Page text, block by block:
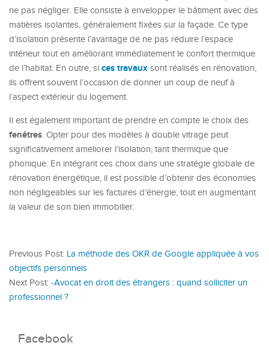
ne pas négliger. Elle consiste à envelopper le bâtiment avec des
matières isolantes, généralement fixées sur la façade. Ce type
d’isolation présente l’avantage de ne pas réduire l’espace
intérieur tout en améliorant immédiatement le confort thermique
de l’habitat. En outre, si ces travaux sont réalisés en rénovation,
ils offrent souvent l’occasion de donner un coup de neuf à
l’aspect extérieur du logement.
Il est également important de prendre en compte le choix des
fenêtres. Opter pour des modèles à double vitrage peut
significativement améliorer l’isolation, tant thermique que
phonique. En intégrant ces choix dans une stratégie globale de
rénovation énergétique, il est possible d’obtenir des économies
non négligeables sur les factures d’énergie, tout en augmentant
la valeur de son bien immobilier.
Previous Post: La méthode des OKR de Google appliquée à vos
objectifs personnels
Next Post: -Avocat en droit des étrangers : quand solliciter un
professionnel ?
Facebook